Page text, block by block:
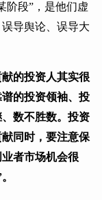
阶段”，是他们虚
导舆论、误导大
的投资人其实很
的投资领袖、投
数不胜数。投资
同时，要注意保
者市场机会很